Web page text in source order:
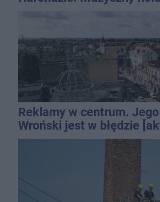
Reklamy w centrum.
Wroński jest w błędzie